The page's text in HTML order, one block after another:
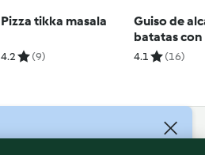
Pizza tikka masala
4.2 (9)
Guiso de
batatas
duro
4.1 (16)